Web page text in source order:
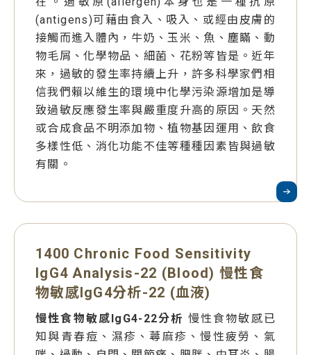
(antigens)可藉由食入、吸入、或經由皮膚的
接觸而進入體內，牛奶、玉米、魚、塵瞞、動
物毛屑、化學物品、細菌、花粉等皆是。近年
來，過敏的發生率持續上升，許多科學家們相
信我們賴以維生的環境中化學污染源增加是導
致過敏反應發生率與嚴重度升高的原因。天然
或合成食品不明添加物、植物基因運用、飲食
多樣性低、消化功能不佳等種種因素皆與過敏
有關。
1400 Chronic Food Sensitivity
IgG4 Analysis-22 (Blood) 慢性食
物敏感IgG4分析-22 (血液)
慢性食物敏感IgG4-22分析 慢性食物敏感已
知與青春痘、濕疹、蕁麻疹、慢性疲勞、氣